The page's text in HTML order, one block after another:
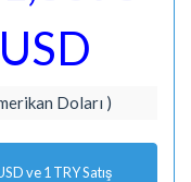
USD
Doları )
ve 1 TRY Satış